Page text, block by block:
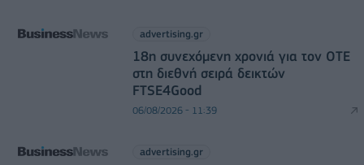
advertising.gr
18η συνεχόμενη χρονιά για τον ΟΤΕ
στη διεθνή σειρά δεικτών
FTSE4Good
06/08/2026 - 11:39
advertising.gr